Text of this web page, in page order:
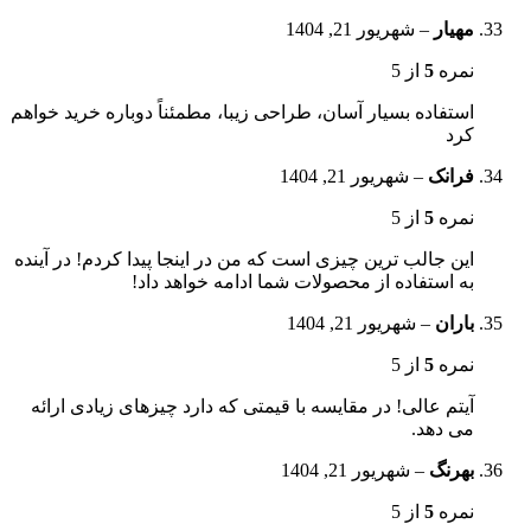
مهیار – شهریور 21, 1404
نمره 5 از 5
استفاده بسیار آسان، طراحی زیبا، مطمئناً دوباره خرید خواهم
کرد
فرانک – شهریور 21, 1404
نمره 5 از 5
این جالب ترین چیزی است که من در اینجا پیدا کردم! در آینده
به استفاده از محصولات شما ادامه خواهد داد!
باران – شهریور 21, 1404
نمره 5 از 5
آیتم عالی! در مقایسه با قیمتی که دارد چیزهای زیادی ارائه
می دهد.
بهرنگ – شهریور 21, 1404
نمره 5 از 5